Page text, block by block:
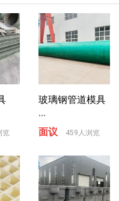
览
玻璃钢管道模具
...
面议
459人浏览